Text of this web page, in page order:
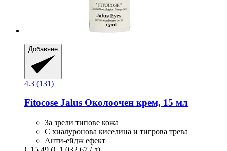
Добавяне
4.3 (131)
Fitocose Jalus Околоочен крем, 15 мл
За зрели типове кожа
С хиалуронова киселина и тигрова трева
Анти-ейдж ефект